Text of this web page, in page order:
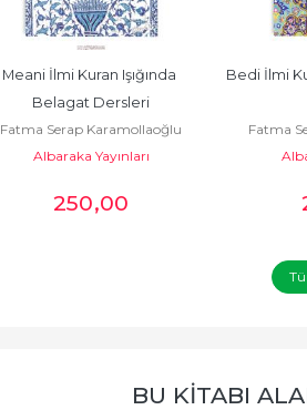
Meani İlmi Kuran Işığında
Belagat Dersleri
Fatma Serap Karamollaoğlu
Albaraka Yayınları
250,00
Bedi İlmi
Fatma
BU KITABI